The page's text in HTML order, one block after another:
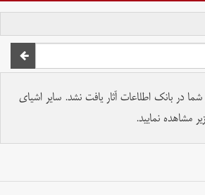
در بانک اطلاعات آثار یافت نشد. سایر اشیای
مشاهده نمایید.
کتابخانه و موزه ملی ملک محفوظ است.